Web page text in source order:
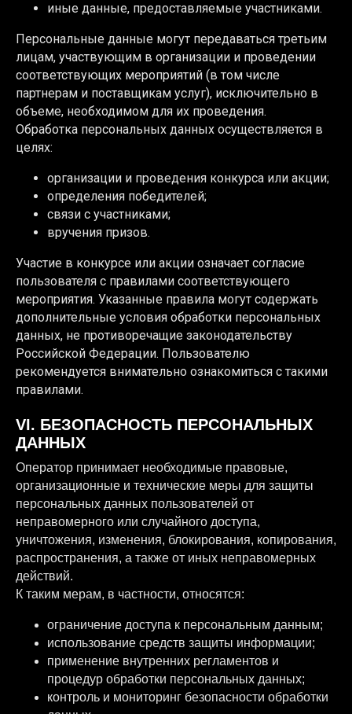
иные данные, предоставляемые участниками.
Персональные данные могут передаваться третьим
лицам, участвующим в организации и проведении
соответствующих мероприятий (в том числе
партнерам и поставщикам услуг), исключительно в
объеме, необходимом для их проведения.
Обработка персональных данных осуществляется в
целях:
организации и проведения конкурса или акции;
определения победителей;
связи с участниками;
вручения призов.
Участие в конкурсе или акции означает согласие
пользователя с правилами соответствующего
мероприятия. Указанные правила могут содержать
дополнительные условия обработки персональных
данных, не противоречащие законодательству
Российской Федерации. Пользователю
рекомендуется внимательно ознакомиться с такими
правилами.
VI. БЕЗОПАСНОСТЬ ПЕРСОНАЛЬНЫХ
ДАННЫХ
Оператор принимает необходимые правовые,
организационные и технические меры для защиты
персональных данных пользователей от
неправомерного или случайного доступа,
уничтожения, изменения, блокирования, копирования,
распространения, а также от иных неправомерных
действий.
К таким мерам, в частности, относятся:
ограничение доступа к персональным данным;
использование средств защиты информации;
применение внутренних регламентов и
процедур обработки персональных данных;
контроль и мониторинг безопасности обработки